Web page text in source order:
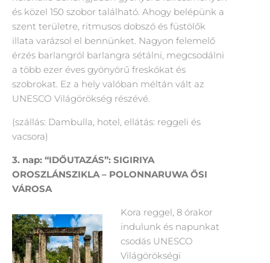
és közel 150 szobor található. Ahogy belépünk a
szent területre, ritmusos dobszó és füstölők
illata varázsol el bennünket. Nagyon felemelő
érzés barlangról barlangra sétálni, megcsodálni
a több ezer éves gyönyörű freskókat és
szobrokat. Ez a hely valóban méltán vált az
UNESCO Világörökség részévé.
(szállás: Dambulla, hotel, ellátás: reggeli és
vacsora)
3. nap: “IDŐUTAZÁS”: SIGIRIYA
OROSZLÁNSZIKLA – POLONNARUWA ŐSI
VÁROSA
Kora reggel, 8 órakor
indulunk és napunkat
csodás UNESCO
Világörökségi